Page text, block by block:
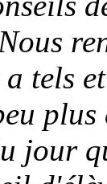
tels
plus
jour